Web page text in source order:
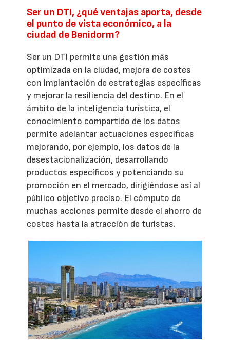
Ser un DTI, ¿qué ventajas aporta, desde
el punto de vista económico, a la
ciudad de Benidorm?
Ser un DTI permite una gestión más
optimizada en la ciudad, mejora de costes
con implantación de estrategias específicas
y mejorar la resiliencia del destino. En el
ámbito de la inteligencia turística, el
conocimiento compartido de los datos
permite adelantar actuaciones específicas
mejorando, por ejemplo, los datos de la
desestacionalización, desarrollando
productos específicos y potenciando su
promoción en el mercado, dirigiéndose así al
público objetivo preciso. El cómputo de
muchas acciones permite desde el ahorro de
costes hasta la atracción de turistas.